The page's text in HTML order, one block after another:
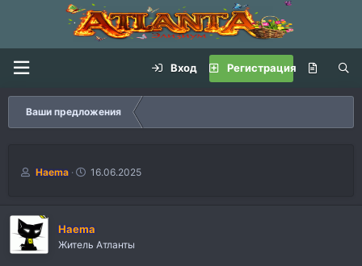
Вход Регистрация
Ваши предложения
А
о
р
т
Haema
Д
н
а
16.06.2025
Haema
Житель Атланты